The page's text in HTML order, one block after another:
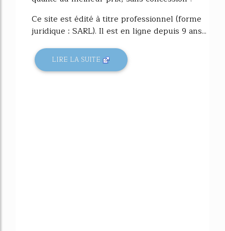
Ce site est édité à titre professionnel (forme
juridique : SARL). Il est en ligne depuis 9 ans...
LIRE LA SUITE